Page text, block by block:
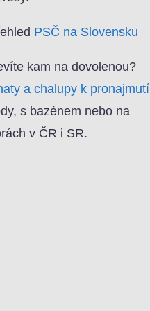
PSČ na Slovensku
kam na dovolenou?
a chalupy k pronajmutí
s bazénem nebo na
v ČR i SR.